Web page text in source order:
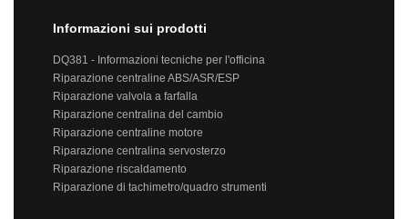
Informazioni sui prodotti
DQ381 - Informazioni tecniche per l'officina
Riparazione centraline ABS/ASR/ESP
Riparazione valvola a farfalla
Riparazione centralina del cambio
Riparazione centraline motore
Riparazione centralina servosterzo
Riparazione riscaldamento
Riparazione di tachimetro/quadro strumenti